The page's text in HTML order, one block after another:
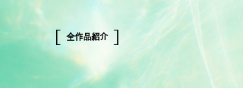
全作品紹介